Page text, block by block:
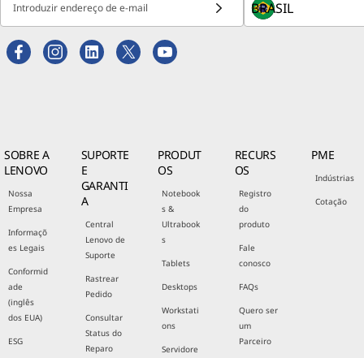
Introduzir endereço de e-mail
SOBRE A
LENOVO
Nossa
Empresa
Informaçõ
es Legais
Conformid
ade
(inglês
dos EUA)
ESG
SUPORTE
E
GARANTI
A
Central
Lenovo de
Suporte
Rastrear
Pedido
Consultar
Status do
Reparo
PRODUT
OS
Notebook
s &
Ultrabook
s
Tablets
Desktops
Workstati
ons
Servidore
RECURS
OS
Registro
do
produto
Fale
conosco
FAQs
Quero ser
um
Parceiro
PME
Indústrias
Cotação